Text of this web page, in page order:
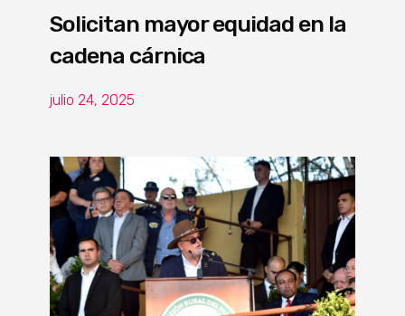
Solicitan mayor equidad en la
cadena cárnica
julio 24, 2025